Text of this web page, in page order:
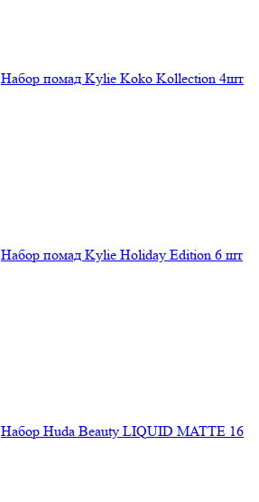
Набор помад Kylie Koko Kollection 4шт
Набор помад Kylie Holiday Edition 6 шт
Набор Huda Beauty LIQUID MATTE 16